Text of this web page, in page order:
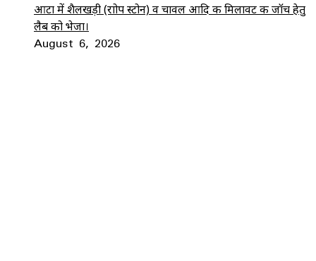
आटा में शैलखड़ी (राोप स्टोन) व चावल आदि की मिलावट की जॉच हेतु
लैब को भेजा।
August 6, 2026